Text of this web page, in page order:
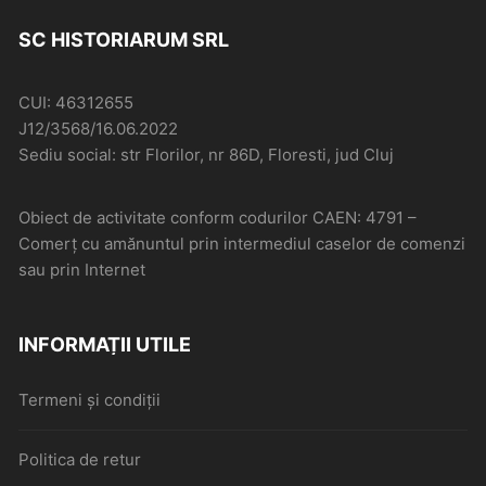
SC HISTORIARUM SRL
CUI: 46312655
J12/3568/16.06.2022
Sediu social: str Florilor, nr 86D, Floresti, jud Cluj
Obiect de activitate conform codurilor CAEN: 4791 –
Comerţ cu amănuntul prin intermediul caselor de comenzi
sau prin Internet
INFORMAȚII UTILE
Termeni și condiții
Politica de retur